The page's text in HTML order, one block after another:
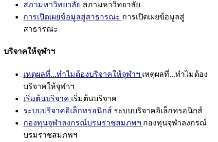
สภามหาวิทยาลัย สภามหาวิทยาลัย
การเปิดเผยข้อมูลสู่สาธารณะ การเปิดเผยข้อมูลสู่
สาธารณะ
บริจาคให้จุฬาฯ
เหตุผลที่...ทำไมต้องบริจาคให้จุฬาฯ เหตุผลที่...ทำไมต้อง
บริจาคให้จุฬาฯ
เริ่มต้นบริจาค เริ่มต้นบริจาค
ระบบบริจาคอิเล็กทรอนิกส์ ระบบบริจาคอิเล็กทรอนิกส์
กองทุนจุฬาลงกรณ์บรมราชสมภพฯ กองทุนจุฬาลงกรณ์
บรมราชสมภพฯ